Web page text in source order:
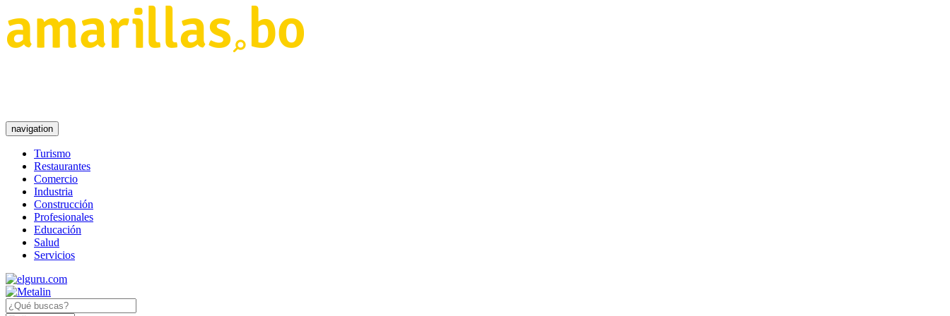
navigation
Turismo
Restaurantes
Comercio
Industria
Construcción
Profesionales
Educación
Salud
Servicios